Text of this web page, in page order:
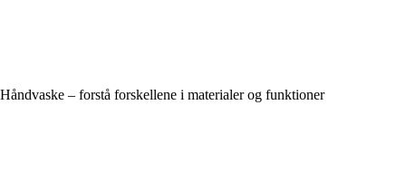
Håndvaske – forstå forskellene i materialer og funktioner